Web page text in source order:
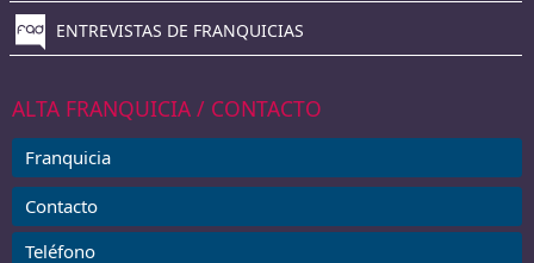
ENTREVISTAS DE FRANQUICIAS
ALTA FRANQUICIA / CONTACTO